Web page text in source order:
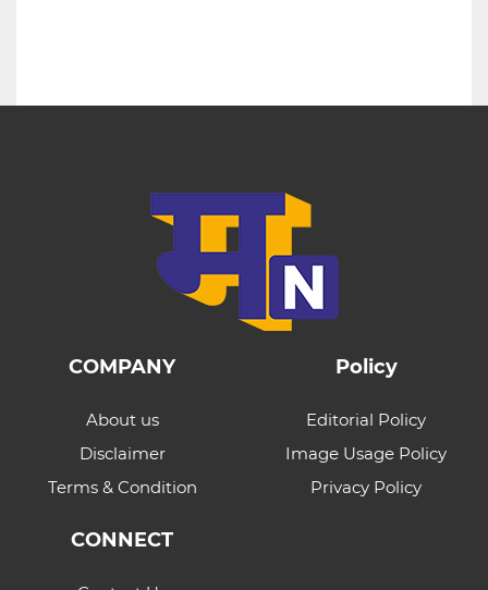
COMPANY
About us
Disclaimer
Terms & Condition
Policy
Editorial Policy
Image Usage Policy
Privacy Policy
CONNECT